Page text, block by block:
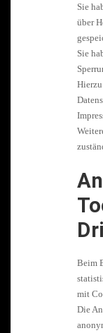
Sie
über
Sie
Beim
mit
Die